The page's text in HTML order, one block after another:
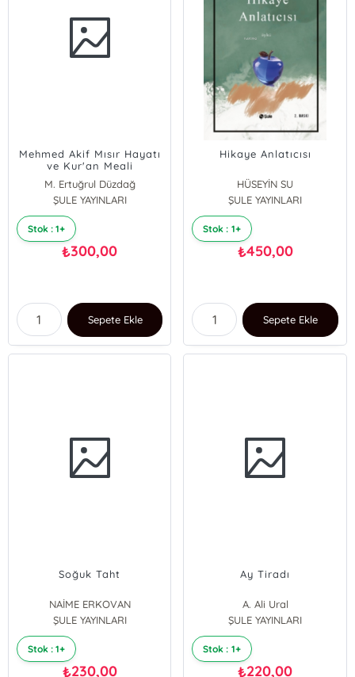
Mehmed Akif Mısır Hayatı
ve Kur'an Meali
M. Ertuğrul Düzdağ
ŞULE YAYINLARI
Stok : 1+
₺300,00
Sepete Ekle
Hikaye Anlatıcısı
HÜSEYİN SU
ŞULE YAYINLARI
Stok : 1+
₺450,00
Sepete Ekle
Soğuk Taht
NAİME ERKOVAN
ŞULE YAYINLARI
Stok : 1+
₺230,00
Ay Tiradı
A. Ali Ural
ŞULE YAYINLARI
Stok : 1+
₺220,00